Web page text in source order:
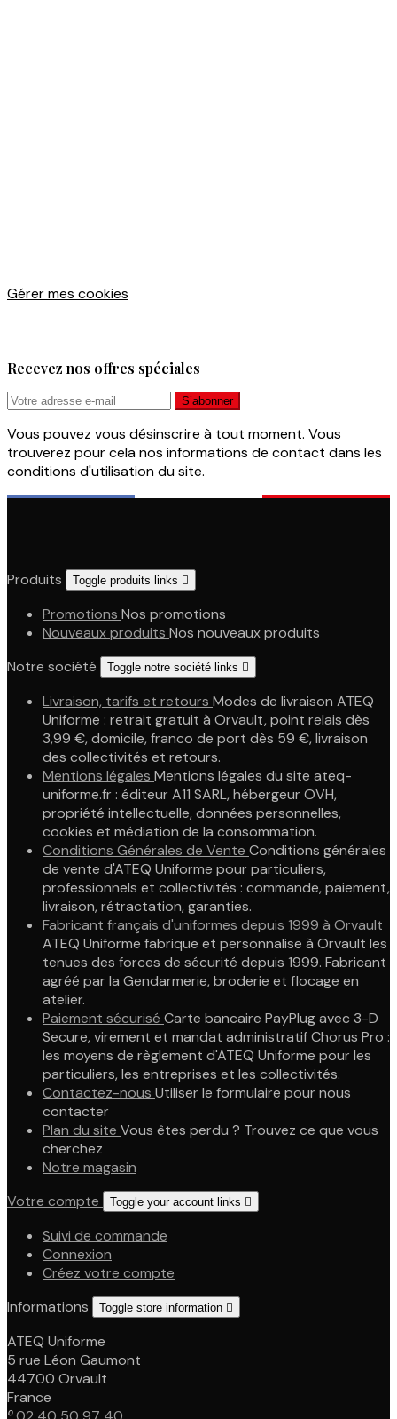
Gérer mes cookies
Recevez nos offres spéciales
Vous pouvez vous désinscrire à tout moment. Vous
trouverez pour cela nos informations de contact dans les
conditions d'utilisation du site.
Produits Toggle produits links 
Promotions Nos promotions
Nouveaux produits Nos nouveaux produits
Notre société
Toggle notre société links 
Livraison, tarifs et retours Modes de livraison ATEQ
Uniforme : retrait gratuit à Orvault, point relais dès
3,99 €, domicile, franco de port dès 59 €, livraison
des collectivités et retours.
Mentions légales Mentions légales du site ateq-
uniforme.fr : éditeur A11 SARL, hébergeur OVH,
propriété intellectuelle, données personnelles,
cookies et médiation de la consommation.
Conditions Générales de Vente Conditions générales
de vente d'ATEQ Uniforme pour particuliers,
professionnels et collectivités : commande, paiement,
livraison, rétractation, garanties.
Fabricant français d'uniformes depuis 1999 à Orvault
ATEQ Uniforme fabrique et personnalise à Orvault les
tenues des forces de sécurité depuis 1999. Fabricant
agréé par la Gendarmerie, broderie et flocage en
atelier.
Paiement sécurisé Carte bancaire PayPlug avec 3-D
Secure, virement et mandat administratif Chorus Pro :
les moyens de règlement d'ATEQ Uniforme pour les
particuliers, les entreprises et les collectivités.
Contactez-nous Utiliser le formulaire pour nous
contacter
Plan du site Vous êtes perdu ? Trouvez ce que vous
cherchez
Notre magasin
Votre compte
Toggle your account links 
Suivi de commande
Connexion
Créez votre compte
Informations
Toggle store information 
ATEQ Uniforme
5 rue Léon Gaumont
44700 Orvault
France